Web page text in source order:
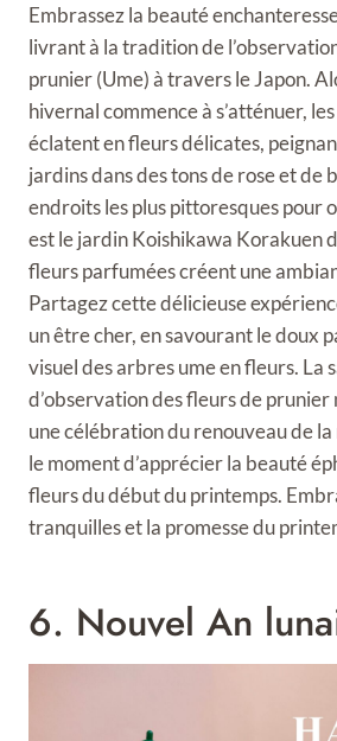
Embrassez la beauté
livrant à la tradition de
prunier (Ume) à travers le Japon.
hivernal commence à s’atténuer,
éclatent en fleurs délicates,
jardins dans des tons de rose et de
endroits les plus pittoresques pour
est le jardin Koishikawa Korakuen
fleurs parfumées créent une
Partagez cette délicieuse
un être cher, en savourant le doux
visuel des arbres ume en fleurs. La
d’observation des fleurs de prunier
une célébration du renouveau de la
le moment d’apprécier la beauté
fleurs du début du printemps.
tranquilles et la promesse du
6. Nouvel An